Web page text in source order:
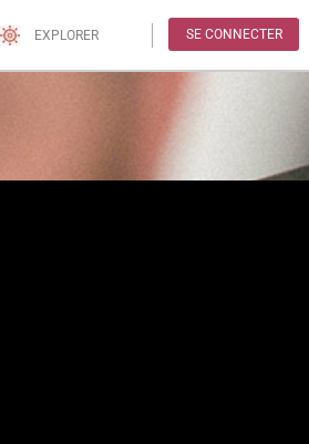
EXPLORER SE CONNECTER